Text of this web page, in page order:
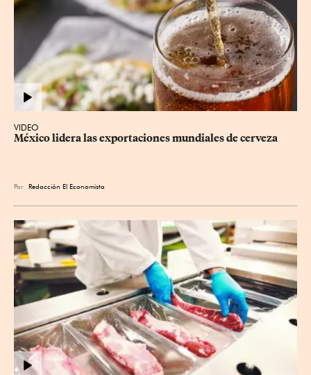
VIDEO
México lidera las exportaciones mundiales de cerveza
Por Redacción El Economista